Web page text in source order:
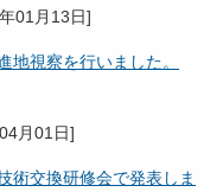
01月13日]
地視察を行いました。
月01日]
術交換研修会で発表しま